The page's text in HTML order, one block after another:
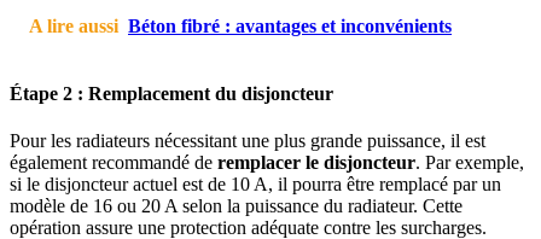
A lire aussi Béton fibré : avantages et inconvénients
Étape 2 : Remplacement du disjoncteur
Pour les radiateurs nécessitant une plus grande puissance, il est
également recommandé de remplacer le disjoncteur. Par exemple,
si le disjoncteur actuel est de 10 A, il pourra être remplacé par un
modèle de 16 ou 20 A selon la puissance du radiateur. Cette
opération assure une protection adéquate contre les surcharges.